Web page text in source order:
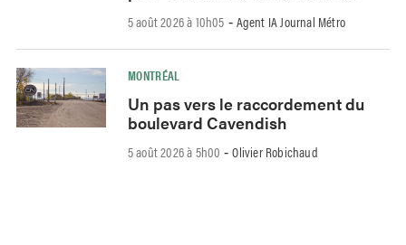
5 août 2026 à 10h05 - Agent IA Journal Métro
MONTRÉAL
Un pas vers le raccordement du
boulevard Cavendish
5 août 2026 à 5h00 -Olivier Robichaud